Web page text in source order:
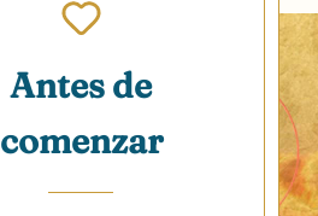
Antes de
comenzar